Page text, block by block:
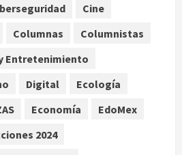
Hilton es hospitalizado tras
en vivo por TikTok
6, 2026
encara a Mikel Arriola en
y exige regreso del ascenso
Cine
Columnas
Columnistas
Entretenimiento
Digital
Ecología
Economía
EdoMex
2024